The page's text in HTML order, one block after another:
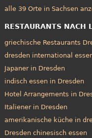
alle 39 Orte in Sachsen
RESTAURANTS NACH
griechische Restaurants
dresden international
Japaner in Dresden
indisch essen in Dresden
Hotel Arrangements in
Italiener in Dresden
amerikanische küche in
Dresden chinesisch essen